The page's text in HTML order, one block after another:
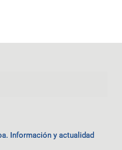
Información y actualidad